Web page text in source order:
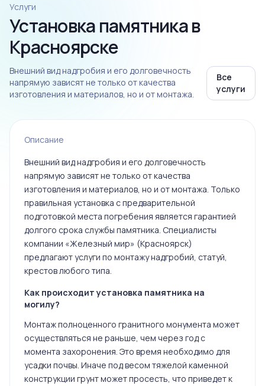
Услуги
Установка памятника в
Красноярске
Внешний вид надгробия и его долговечность
напрямую зависят не только от качества
изготовления и материалов, но и от монтажа.
Все
услуги
Описание
Внешний вид надгробия и его долговечность
напрямую зависят не только от качества
изготовления и материалов, но и от монтажа. Только
правильная установка с предварительной
подготовкой места погребения является гарантией
долгого срока службы памятника. Специалисты
компании «Железный мир» (Красноярск)
предлагают услуги по монтажу надгробий, статуй,
крестов любого типа.
Как происходит установка памятника на
могилу?
Монтаж полноценного гранитного монумента может
осуществляться не раньше, чем через год с
момента захоронения. Это время необходимо для
усадки почвы. Иначе под весом тяжелой каменной
конструкции грунт может просесть, что приведет к